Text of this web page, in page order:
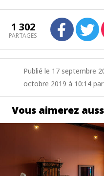
1 302
PARTAGES
Publié le 17 septembre
octobre 2019 à 10:14
Vous aimerez